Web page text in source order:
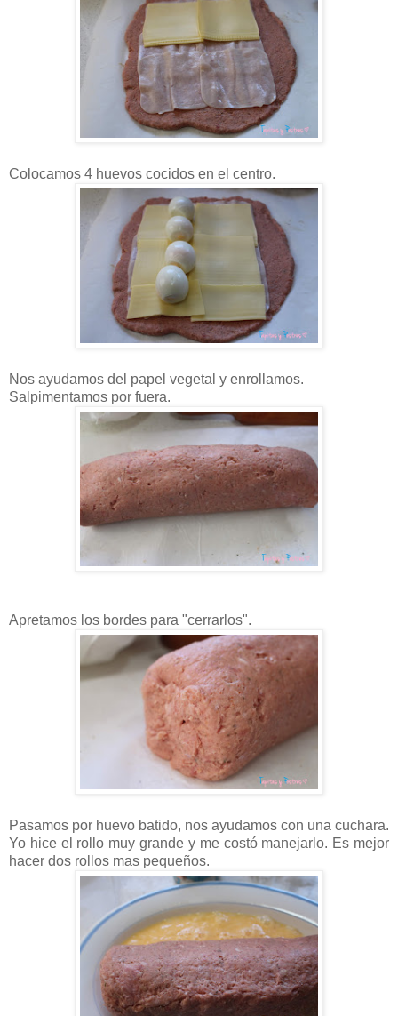
Colocamos 4 huevos cocidos en el centro.
Nos ayudamos del papel vegetal y enrollamos.
Salpimentamos por fuera.
Apretamos los bordes para "cerrarlos".
Pasamos por huevo batido, nos ayudamos con una cuchara.
Yo hice el rollo muy grande y me costó manejarlo. Es mejor
hacer dos rollos mas pequeños.